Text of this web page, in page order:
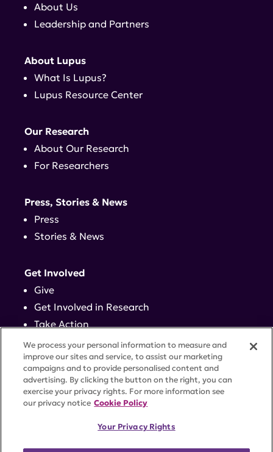
About Us
Leadership and Partners
About Lupus
What Is Lupus?
Lupus Resource Center
Our Research
About Our Research
For Researchers
Press, Stories & News
Press
Stories & News
Get Involved
Give
Get Involved in Research
Take Action
Events
Contact
ACCESSIBILITYCOOKIE SETTINGS
We process your personal information to measure and
improve our sites and service, to assist our marketing
campaigns and to provide personalised content and
advertising. By clicking the button on the right, you can
exercise your privacy rights. For more information see
our privacy notice Cookie Policy
Your Privacy Rights